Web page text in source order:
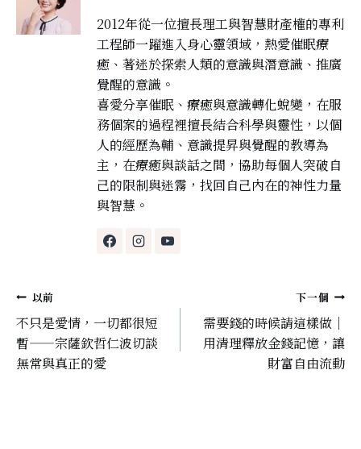
2012年從一位擅長理工與智慧財產權的專利
工程師一躍進入身心靈領域，熱愛催眠療
癒、著迷於探索人類的意識與潛意識、推廣
覺醒的意識。
喜愛分享催眠、療癒與意識轉化蛻變，在服
務個案的過程裡擅長結合科學與靈性，以個
人的經歷為輔、意識提昇與覺醒的教導為
主，在療癒與談話之間，協助每個人突破自
己的限制與迷霧，找回自己內在的神性力量
與智慧。
文
章
導
覽
以前
不只是愛情，一切都很短
暫——宗薩欽哲仁波切談
無常與真正的愛
下一個
需要錢的時候請這樣做｜
用清理釋放金錢記憶，讓
財富自由流動